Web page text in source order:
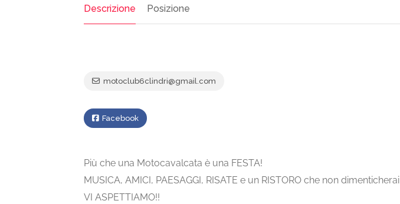
Descrizione Posizione
motoclub6clindri@gmail.com
Facebook
Più che una Motocavalcata è una FESTA!
MUSICA, AMICI, PAESAGGI, RISATE e un RISTORO che non dimenticherai
VI ASPETTIAMO!!